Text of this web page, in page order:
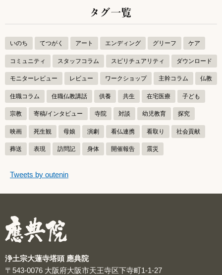
タグ一覧
いのち てつがく アート エンディング グリーフ ケア
コミュニティ スタッフコラム スピリチュアリティ ダウンロード
モニターレビュー レビュー ワークショップ 主幹コラム 仏教
住職コラム 住職仏教講話 供養 共生 在宅医療 子ども
宗教 寄稿/インタビュー 寺院 対談 幼児教育 探究
映画 死生観 母娘 演劇 看仏連携 看取り 社会貢献
葬送 表現 訪問記 身体 開催報告 震災
つぶやき
つぶやきをスキップする
Tweets by outenin
浄土宗大蓮寺塔頭 應典院
〒543-0076 大阪府大阪市天王寺区下寺町1-1-27